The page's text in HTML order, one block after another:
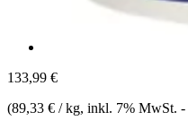
133,99 €
(89,33 € / kg, inkl. 7% MwSt. -